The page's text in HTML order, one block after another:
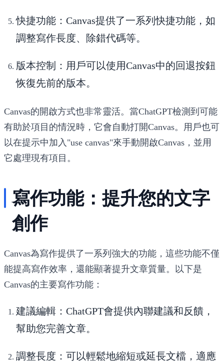
快捷功能 ：Canvas提供了一系列快捷功能，如
調整寫作長度、除錯代碼等。
版本控制 ：用戶可以使用Canvas中的回退按鈕
恢復先前的版本。
Canvas的開啟方式也非常靈活。當ChatGPT檢測到可能
有助於項目的情況時，它會自動打開Canvas。用戶也可
以在提示中加入"use canvas"來手動開啟Canvas，並用
它處理現有項目。
寫作功能：提升您的文字
創作
Canvas為寫作提供了一系列強大的功能，這些功能不僅
能提高寫作效率，還能顯著提升文章質量。以下是
Canvas的主要寫作功能：
建議編輯 ：ChatGPT會提供內聯建議和反饋，
幫助您完善文章。
調整長度 ：可以輕鬆地縮短或延長文檔，適應